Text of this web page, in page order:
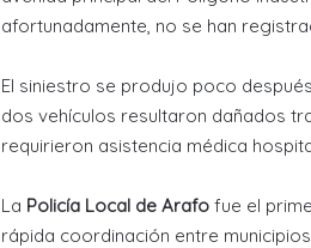
afortunadamente, no se han
El siniestro se produjo poco
dos vehículos resultaron dañados
requirieron asistencia médica
La Policía Local de Arafo fue el
rápida coordinación entre